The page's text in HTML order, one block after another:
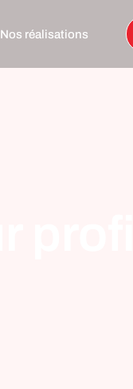
Nos réalisations